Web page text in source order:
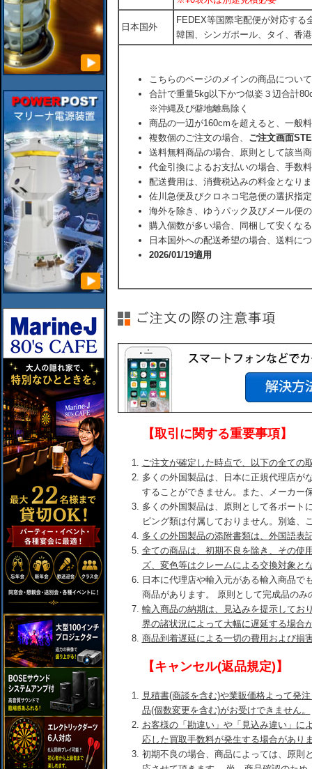
日本国外
FEDEX等国際宅配便が対応す
韓国、シンガポール、タイ、香
こちらのページのメインの商品につい
合計で重量5kg以下かつ似姿３辺合計
※沖縄及び僻地離島除く
商品の一辺が160cmを超えると、一般
複数個のご注文の場合、 ご注文画面
送料無料商品の場合、原則として該当
代金引換によるお支払いの場合、手数
配送費用は、消費税込みの料金となり
佐川急便及びクロネコ宅急便の選択指
海外を除き、ゆうパック及びメール便
購入個数が多い場合、同梱して安くな
日本国外への配送希望の場合、送料に
2026/01/19適用
【取引に関する重要事項】
ご注文が確定した時点で、以下の全ての
多くの外国製品は、日本に正規代理店が
することができません。また、メーカー
多くの外国製品は、原則として各ボート
ピング類は付属しておりません。別途、
多くの外国製品の添附書類は、外国語表
全ての商品は、初期不良を除き、その使
ズ、変色等はクレームによる交換対象と
日本に代理店や輸入元がある輸入商品で
商品があります。 原則として完成品のみ
輸入商品の納期は、見込みを提示してお
界の諸状況によって大幅に遅延する場合
商品到着遅延による一切の費用および損
【キャンセル(返品規定)】
見積書(商談を含む)や業販価格よって発
品(個数変更を含む)がお受けできません。
お客様の「勘違い」や「見込み違い」に
応した買取手数料が発生する場合があり
初期不良の場合、商品によっては、原則